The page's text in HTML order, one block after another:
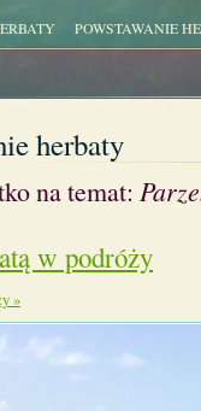
POWSTAWANIE
herbaty
na temat:
w podróży
»